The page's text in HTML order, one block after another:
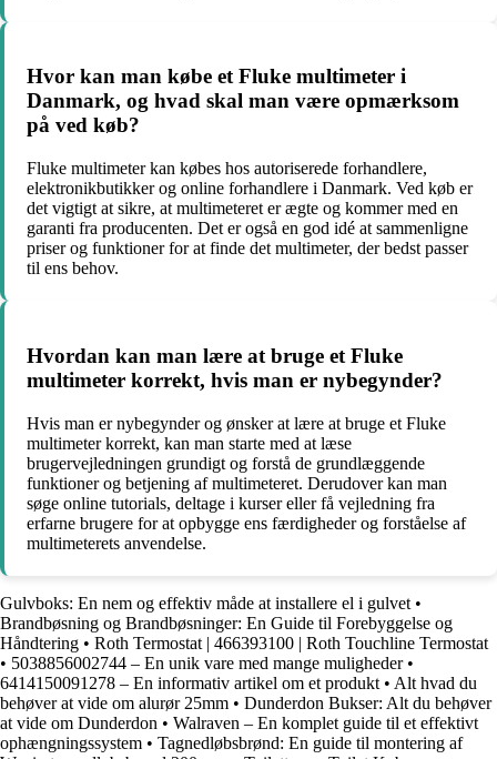
Hvor kan man købe et Fluke multimeter i
Danmark, og hvad skal man være opmærksom
på ved køb?
Fluke multimeter kan købes hos autoriserede forhandlere,
elektronikbutikker og online forhandlere i Danmark. Ved køb er
det vigtigt at sikre, at multimeteret er ægte og kommer med en
garanti fra producenten. Det er også en god idé at sammenligne
priser og funktioner for at finde det multimeter, der bedst passer
til ens behov.
Hvordan kan man lære at bruge et Fluke
multimeter korrekt, hvis man er nybegynder?
Hvis man er nybegynder og ønsker at lære at bruge et Fluke
multimeter korrekt, kan man starte med at læse
brugervejledningen grundigt og forstå de grundlæggende
funktioner og betjening af multimeteret. Derudover kan man
søge online tutorials, deltage i kurser eller få vejledning fra
erfarne brugere for at opbygge ens færdigheder og forståelse af
multimeterets anvendelse.
Gulvboks: En nem og effektiv måde at installere el i gulvet •
Brandbøsning og Brandbøsninger: En Guide til Forebyggelse og
Håndtering • Roth Termostat | 466393100 | Roth Touchline Termostat
• 5038856002744 – En unik vare med mange muligheder•
6414150091278 – En informativ artikel om et produkt • Alt hvad du
behøver at vide om alurør 25mm • Dunderdon Bukser: Alt du behøver
at vide om Dunderdon • Walraven – En komplet guide til et effektivt
ophængningssystem • Tagnedløbsbrønd: En guide til montering af